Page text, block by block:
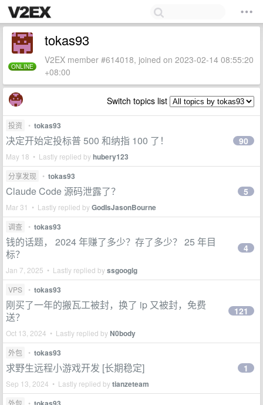
ONLINE
tokas93
V2EX member #614018, joined on 2023-02-14 08:55:20
+08:00
Switch topics list
投资 • tokas93
决定开始定投标普 500 和纳指 100 了！
May 18 • Lastly replied byhubery123
90
分享发现 • tokas93
Claude Code 源码泄露了？
Mar 31 • Lastly replied byGodIsJasonBourne
5
调查 • tokas93
钱的话题， 2024 年赚了多少？存了多少？ 25 年目
标？
Jan 7, 2025 • Lastly replied byssgooglg
4
VPS • tokas93
刚买了一年的搬瓦工被封，换了 ip 又被封，免费
送？
Oct 13, 2024 • Lastly replied byN0body
121
外包 • tokas93
求野生远程小游戏开发 [长期稳定]
Sep 13, 2024 • Lastly replied bytianzeteam
1
外包 •